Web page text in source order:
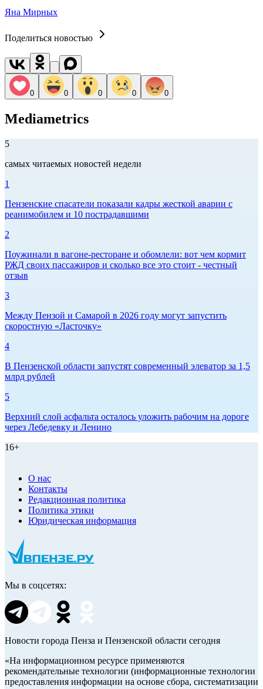
Яна Мирных
Поделиться новостью
0 0 0 0 0
Mediametrics
5
самых читаемых новостей недели
1
Пензенские спасатели показали кадры жесткой аварии с
реанимобилем и 10 пострадавшими
2
Поужинали в вагоне-ресторане и обомлели: вот чем кормит
РЖД своих пассажиров и сколько все это стоит - честный
отзыв
3
Между Пензой и Самарой в 2026 году могут запустить
скоростную «Ласточку»
4
В Пензенской области запустят современный элеватор за 1,5
млрд рублей
5
Верхний слой асфальта осталось уложить рабочим на дороге
через Лебедевку и Ленино
16+
О нас
Контакты
Редакционная политика
Политика этики
Юридическая информация
Мы в соцсетях:
Новости города Пенза и Пензенской области сегодня
«На информационном ресурсе применяются
рекомендательные технологии (информационные технологии
предоставления информации на основе сбора, систематизации